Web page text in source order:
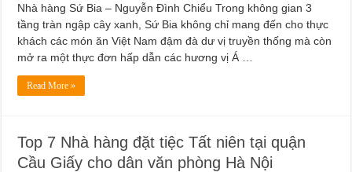
Nhà hàng Sứ Bia – Nguyễn Đình Chiểu Trong không gian 3
tầng tràn ngập cây xanh, Sứ Bia không chỉ mang đến cho thực
khách các món ăn Việt Nam đậm đà dư vị truyền thống mà còn
mở ra một thực đơn hấp dẫn các hương vị Á …
Read More »
Top 7 Nhà hàng đặt tiệc Tất niên tại quận
Cầu Giấy cho dân văn phòng Hà Nội